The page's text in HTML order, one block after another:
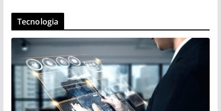
Tecnologia